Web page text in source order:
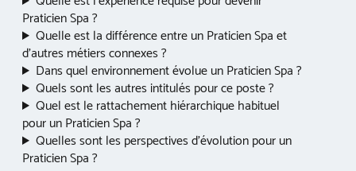
Praticien Spa ?
Quelle est la différence entre un Praticien Spa et
d’autres métiers connexes ?
Dans quel environnement évolue un Praticien Spa ?
Quels sont les autres intitulés pour ce poste ?
Quel est le rattachement hiérarchique habituel
pour un Praticien Spa ?
Quelles sont les perspectives d’évolution pour un
Praticien Spa ?